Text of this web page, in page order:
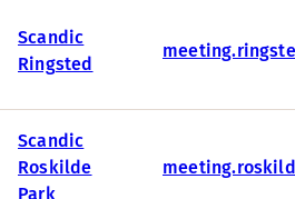
Scandic
Ringsted
Scandic
Roskilde
Park